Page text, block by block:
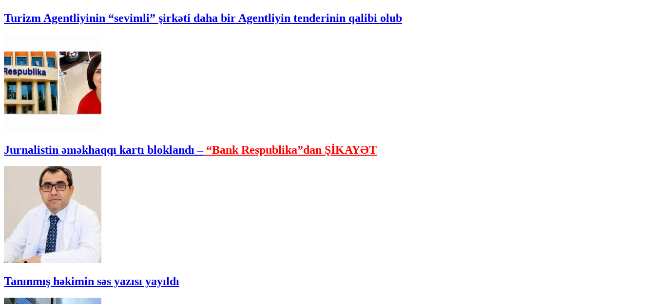
Turizm Agentliyinin “sevimli” şirkəti daha bir Agentliyin tenderinin qalibi olub
Jurnalistin əməkhaqqı kartı bloklandı –“Bank Respublika”dan ŞİKAYƏT
Tanınmış həkimin səs yazısı yayıldı